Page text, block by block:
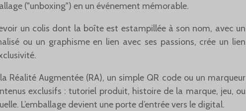
("unboxing") en un événement mémorable.
un colis dont la boîte est estampillée à son nom, avec un
ou un graphisme en lien avec ses passions, crée un lien
Réalité Augmentée (RA), un simple QR code ou un marqueur
exclusifs : tutoriel produit, histoire de la marque, jeu, ou
L’emballage devient une porte d’entrée vers le digital.